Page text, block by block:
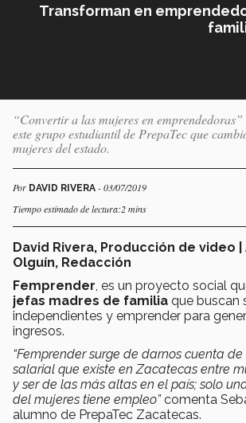
Transforman en
“Convertir a las mujeres en
este grupo estudiantil de PrepaTec que
mujeres del estado.
Por DAVID RIVERA - 03/07/2019
Tiempo estimado de lectura:2 mins
David Rivera, Producción de video
Olguín, Redacción
Femprender , es un proyecto social
jefas madres de familia que buscan
independientes y emprender para
ingresos.
“Femprender surge de darnos cuenta
salarial que existe en Zacatecas entre
y ser de las más altas en el país; solo
del mujeres tiene empleo”comenta
alumno de PrepaTec Zacatecas.